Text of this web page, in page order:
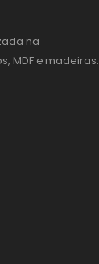
na
MDF e madeiras.